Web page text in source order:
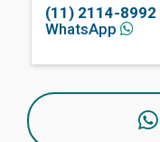
(11) 2114-8992
WhatsApp